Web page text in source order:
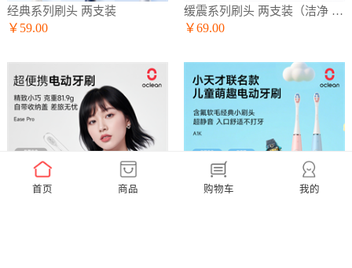
首页 商品 购物车 我的
经典系列刷头 两支装
￥59.00
缓震系列刷头 两支装（洁净 护龈 亮白）
￥69.00